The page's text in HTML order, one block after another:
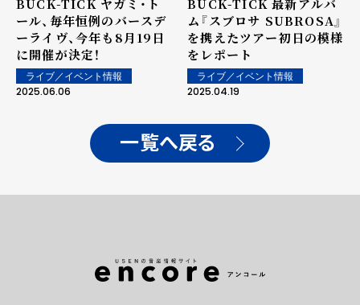
BUCK-TICK ヤガミ・ト
ール、毎年恒例のバースデ
ーライヴ、今年も8月19日
に開催が決定！
ライブ／イベント情報
2025.06.06
BUCK-TICK 最新アルバ
ム『スブロサ SUBROSA』
を携えたツアー初日の模様
をレポート
ライブ／イベント情報
2025.04.19
一覧へ戻る